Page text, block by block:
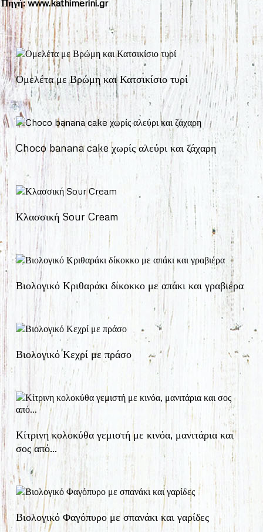
Πηγή:www.kathimerini.gr
Ομελέτα με Βρώμη και Κατσικίσιο τυρί
Choco banana cake χωρίς αλεύρι και ζάχαρη
Κλασσική Sour Cream
Βιολογικό Κριθαράκι δίκοκκο με απάκι και γραβιέρα
Βιολογικό Κεχρί με πράσο
Κίτρινη κολοκύθα γεμιστή με κινόα, μανιτάρια και
σος από…
Βιολογικό Φαγόπυρο με σπανάκι και γαρίδες